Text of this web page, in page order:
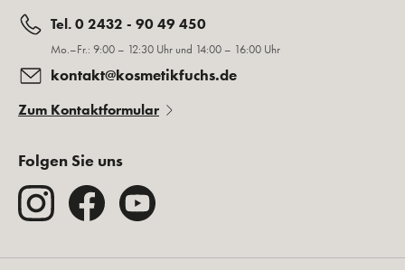
Tel. 0 2432 - 90 49 450
Mo.–Fr.: 9:00 – 12:30 Uhr und 14:00 – 16:00 Uhr
kontakt@kosmetikfuchs.de
Zum Kontaktformular
Folgen Sie uns